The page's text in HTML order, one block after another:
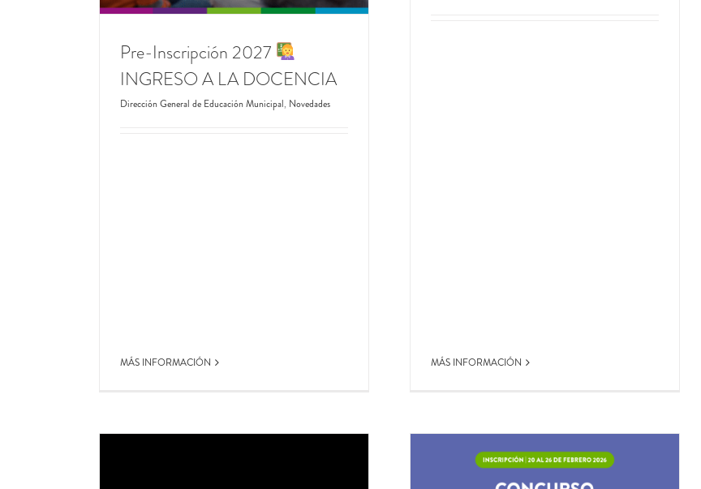
Pre-Inscripción 2027
INGRESO A LA DOCENCIA
Dirección General de Educación Municipal, Novedades
MÁS INFORMACIÓN MÁS INFORMACIÓN